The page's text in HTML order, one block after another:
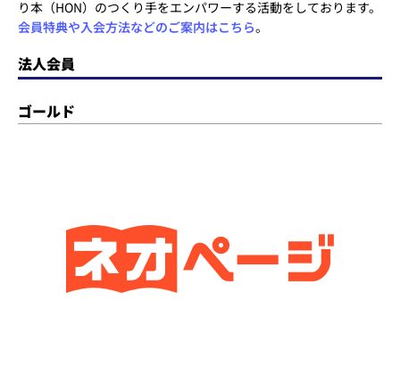
り本（HON）のつくり手をエンパワーする活動をしております。
会員特典や入会方法などのご案内はこちら。
法人会員
ゴールド